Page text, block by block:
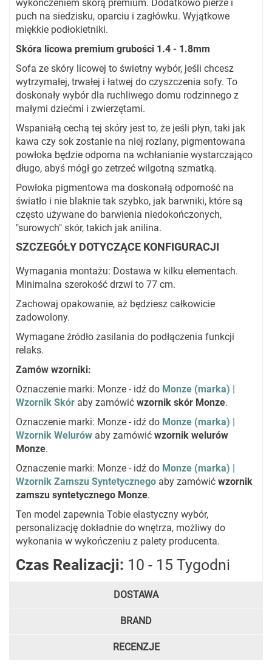
wykończeniem skórą premium. Dodatkowo pierze i
puch na siedzisku, oparciu i zagłówku. Wyjątkowe
miękkie podłokietniki.
Skóra licowa premium grubości 1.4 - 1.8mm
Sofa ze skóry licowej to świetny wybór, jeśli chcesz
wytrzymałej, trwałej i łatwej do czyszczenia sofy. To
doskonały wybór dla ruchliwego domu rodzinnego z
małymi dziećmi i zwierzętami.
Wspaniałą cechą tej skóry jest to, że jeśli płyn, taki jak
kawa czy sok zostanie na niej rozlany, pigmentowana
powłoka będzie odporna na wchłanianie wystarczająco
długo, abyś mógł go zetrzeć wilgotną szmatką.
Powłoka pigmentowa ma doskonałą odporność na
światło i nie blaknie tak szybko, jak barwniki, które są
często używane do barwienia niedokończonych,
"surowych" skór, takich jak anilina.
SZCZEGÓŁY DOTYCZĄCE KONFIGURACJI
Wymagania montażu: Dostawa w kilku elementach.
Minimalna szerokość drzwi to 77 cm.
Zachowaj opakowanie, aż będziesz całkowicie
zadowolony.
Wymagane źródło zasilania do podłączenia funkcji
relaks.
Zamów wzorniki:
Oznaczenie marki: Monze - idź do Monze (marka) |
Wzornik Skór aby zamówić wzornik skór Monze.
Oznaczenie marki: Monze - idź do Monze (marka) |
Wzornik Welurów aby zamówić wzornik welurów
Monze.
Oznaczenie marki: Monze - idź do Monze (marka) |
Wzornik Zamszu Syntetycznego aby zamówić wzornik
zamszu syntetycznego Monze.
Ten model zapewnia Tobie elastyczny wybór,
personalizację dokładnie do wnętrza, możliwy do
wykonania w wykończeniu z palety producenta.
Czas Realizacji: 10 - 15 Tygodni
DOSTAWA
BRAND
RECENZJE